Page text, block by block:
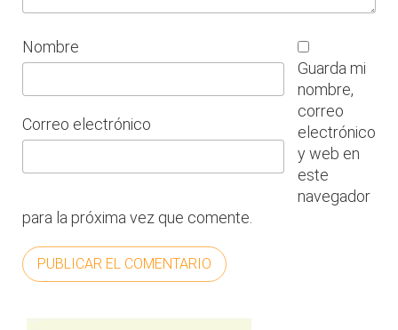
Nombre
Correo electrónico
Guarda mi
nombre,
correo
electrónico
y web en
este
navegador
para la próxima vez que comente.